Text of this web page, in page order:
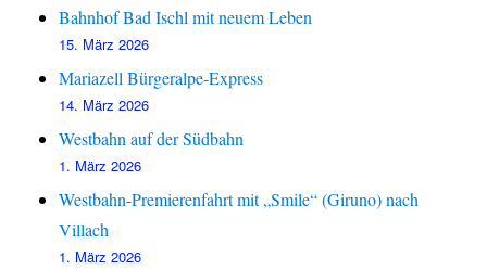
Bahnhof Bad Ischl mit neuem Leben
15. März 2026
Mariazell Bürgeralpe-Express
14. März 2026
Westbahn auf der Südbahn
1. März 2026
Westbahn-Premierenfahrt mit „Smile“ (Giruno) nach
Villach
1. März 2026